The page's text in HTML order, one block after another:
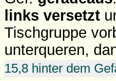
links versetzt
Tischgruppe
unterqueren,
15,8 hinter dem